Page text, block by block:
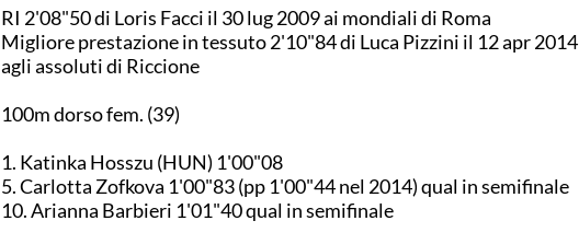
RI 2'08"50 di Loris Facci il 30 lug 2009 ai mondiali di Roma
Migliore prestazione in tessuto 2'10"84 di Luca Pizzini il 12 apr 2014
agli assoluti di Riccione
100m dorso fem. (39)
1. Katinka Hosszu (HUN) 1'00"08
5. Carlotta Zofkova 1'00"83 (pp 1'00"44 nel 2014) qual in semifinale
10. Arianna Barbieri 1'01"40 qual in semifinale